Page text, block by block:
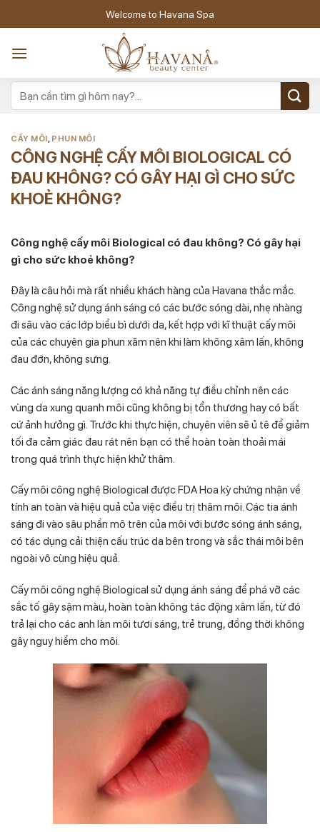
to
Welcome to Havana Spa
CẤY MÔI, PHUN MÔI
CÔNG NGHỆ CẤY MÔI BIOLOGICAL CÓ
ĐAU KHÔNG? CÓ GÂY HẠI GÌ CHO SỨC
KHOẺ KHÔNG?
Công nghệ cấy môi Biological có đau không? Có gây hại
gì cho sức khoẻ không?
Đây là câu hỏi mà rất nhiều khách hàng của Havana thắc mắc.
Công nghệ sử dụng ánh sáng có các bước sóng dài, nhẹ nhàng
đi sâu vào các lớp biểu bì dưới da, kết hợp với kĩ thuật cấy môi
của các chuyên gia phun xăm nên khi làm không xâm lấn, không
đau đớn, không sưng.
Các ánh sáng năng lượng có khả năng tự điều chỉnh nên các
vùng da xung quanh môi cũng không bị tổn thương hay có bất
cứ ảnh hưởng gì. Trước khi thực hiện, chuyên viên sẽ ủ tê để giảm
tối đa cảm giác đau rát nên bạn có thể hoàn toàn thoải mái
trong quá trình thực hiện khử thâm.
Cấy môi công nghệ Biological được FDA Hoa kỳ chứng nhận về
tính an toàn và hiệu quả của việc điều trị thâm môi. Các tia ánh
sáng đi vào sâu phần mô trên của môi với bước sóng ánh sáng,
có tác dụng cải thiện cấu trúc da bên trong và sắc thái môi bên
ngoài vô cùng hiệu quả.
Cấy môi công nghệ Biological sử dụng ánh sáng để phá vỡ các
sắc tố gây sậm màu, hoàn toàn không tác động xâm lấn, từ đó
trả lại cho các anh làn môi tươi sáng, trẻ trung, đồng thời không
gây nguy hiểm cho môi.